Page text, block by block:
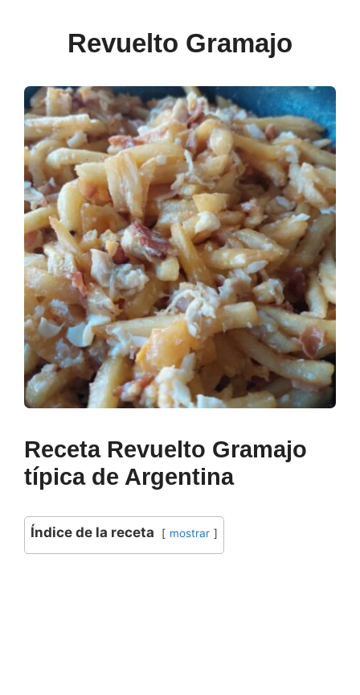
Revuelto Gramajo
Receta Revuelto Gramajo
típica de Argentina
Índice de la receta mostrar